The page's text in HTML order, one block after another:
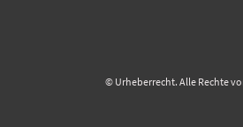
© Urheberrecht. Alle Rechte